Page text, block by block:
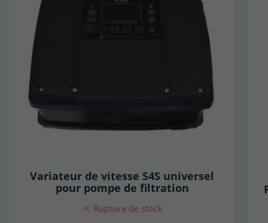
Variateur de vitesse S4S universel
pour pompe de filtration
Rupture de stock